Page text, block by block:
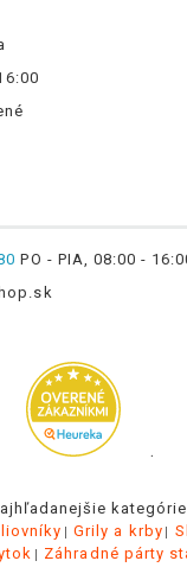
PO - PIA, 08:00 -
.
Grily a krby
Záhradné párty